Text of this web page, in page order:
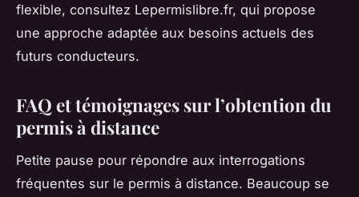
flexible, consultez Lepermislibre.fr, qui propose
une approche adaptée aux besoins actuels des
futurs conducteurs.
FAQ et témoignages sur l’obtention du
permis à distance
Petite pause pour répondre aux interrogations
fréquentes sur le permis à distance. Beaucoup se